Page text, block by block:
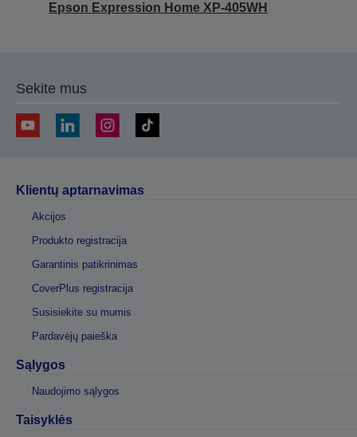
Epson Expression Home XP-405WH
Sekite mus
Klientų aptarnavimas
Akcijos
Produkto registracija
Garantinis patikrinimas
CoverPlus registracija
Susisiekite su mumis
Pardavėjų paieška
Sąlygos
Naudojimo sąlygos
Taisyklės